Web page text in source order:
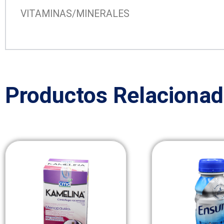
VITAMINAS/MINERALES
Productos